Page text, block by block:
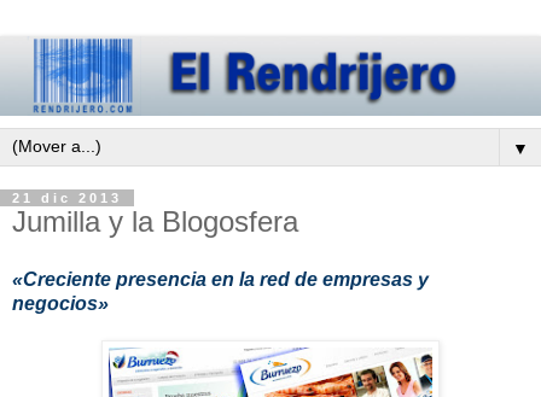
▼
21 dic 2013
Jumilla y la Blogosfera
«Creciente presencia en la red de empresas y
negocios»